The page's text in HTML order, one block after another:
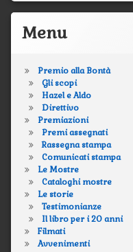
Menu
Premio alla Bontà
Gli scopi
Hazel e Aldo
Direttivo
Premiazioni
Premi assegnati
Rassegna stampa
Comunicati stampa
Le Mostre
Cataloghi mostre
Le storie
Testimonianze
Il libro per i 20 anni
Filmati
Avvenimenti